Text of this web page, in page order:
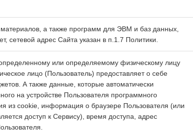
а также программ для ЭВМ и баз данных,
сетевой адрес Сайта указан в п.1.7 Политики.
или определяемому физическому лицу
лицо (Пользователь) предоставляет о себе
А также данные, которые автоматически
на устройстве Пользователя программного
из cookie, информация о браузере Пользователя (или
доступ к Сервису), время доступа, адрес